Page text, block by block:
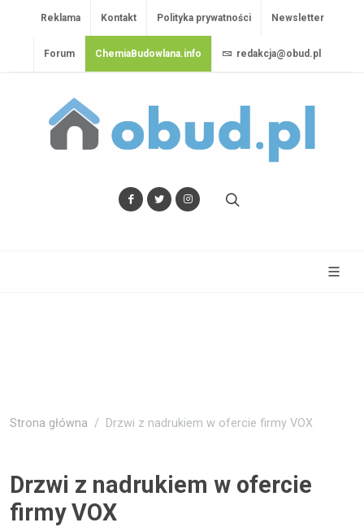
Reklama Kontakt Polityka prywatności Newsletter
Forum ChemiaBudowlana.info redakcja@obud.pl
Strona główna Drzwi z nadrukiem w ofercie firmy VOX
Drzwi z nadrukiem w ofercie
firmy VOX